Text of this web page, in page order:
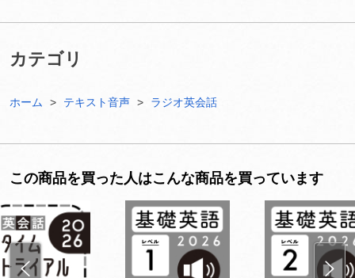
カテゴリ
ホーム テキスト音声 ラジオ英会話
この商品を買った人はこんな商品を買っています